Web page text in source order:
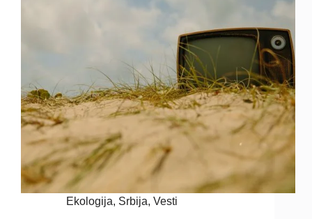
Ekologija, Srbija,Vesti